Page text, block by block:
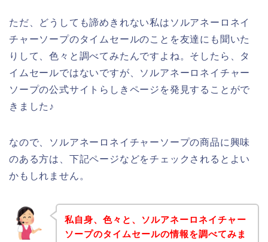
ただ、どうしても諦めきれない私はソルアネーロネイ
チャーソープのタイムセールのことを友達にも聞いた
りして、色々と調べてみたんですよね。そしたら、タ
イムセールではないですが、ソルアネーロネイチャー
ソープの公式サイトらしきページを発見することがで
きました♪
なので、ソルアネーロネイチャーソープの商品に興味
のある方は、下記ページなどをチェックされるとよい
かもしれません。
私自身、色々と、ソルアネーロネイチャー
ソープのタイムセールの情報を調べてみま